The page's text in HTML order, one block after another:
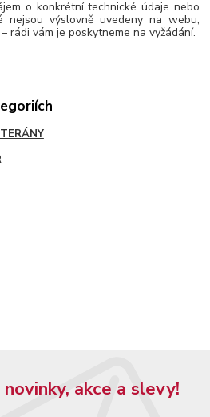
o konkrétní technické údaje nebo
nejsou výslovně uvedeny na webu,
rádi vám je poskytneme na vyžádání.
akce a slevy!